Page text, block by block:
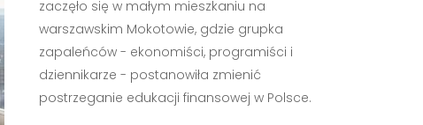
zaczęło się w małym mieszkaniu na
warszawskim Mokotowie, gdzie grupka
zapaleńców - ekonomiści, programiści i
dziennikarze - postanowiła zmienić
postrzeganie edukacji finansowej w Polsce.